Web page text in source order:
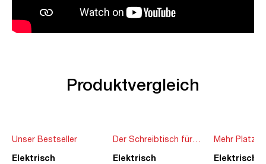
Produktvergleich
Unser Bestseller
Elektrisch
Der Schreibtisch für
die ganze Familie
Elektrisch
Mehr Platz
Ideen
Elektrisch